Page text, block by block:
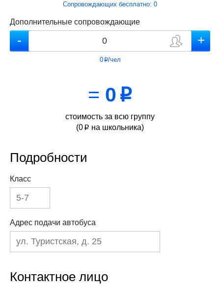
Сопровождающих бесплатно: 0
Дополнительные сопровождающие
0p/чел
= 0 p
стоимость за всю группу
(0 p на школьника)
Подробности
Класс
Адрес подачи автобуса
Контактное лицо